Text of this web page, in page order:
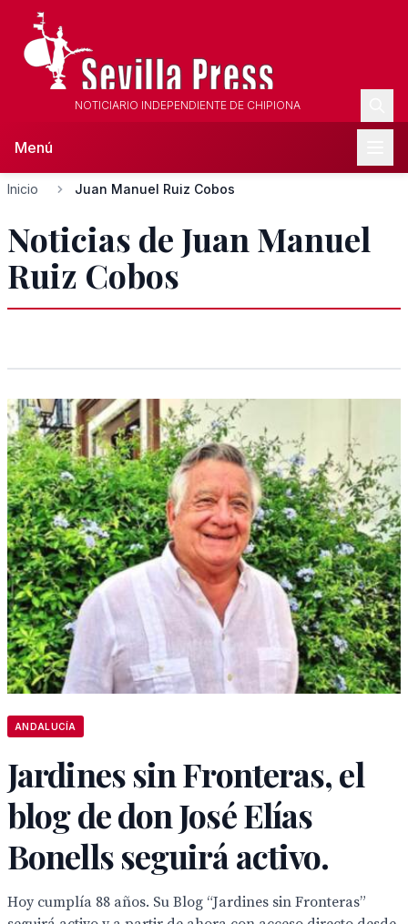
NOTICIARIO INDEPENDIENTE DE CHIPIONA
Menú
Inicio Juan Manuel Ruiz Cobos
Noticias de Juan Manuel
Ruiz Cobos
ANDALUCÍA
Jardines sin Fronteras, el
blog de don José Elías
Bonells seguirá activo.
Hoy cumplía 88 años. Su Blog “Jardines sin Fronteras”